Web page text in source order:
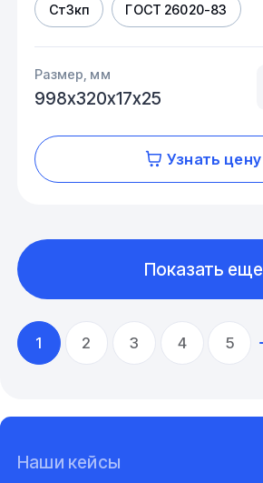
Ст3кп ГОСТ 26020-83
Размер, мм
998х320х17х25
Узнать цену
1 2 3 4 5
Показать еще
Наши кейсы